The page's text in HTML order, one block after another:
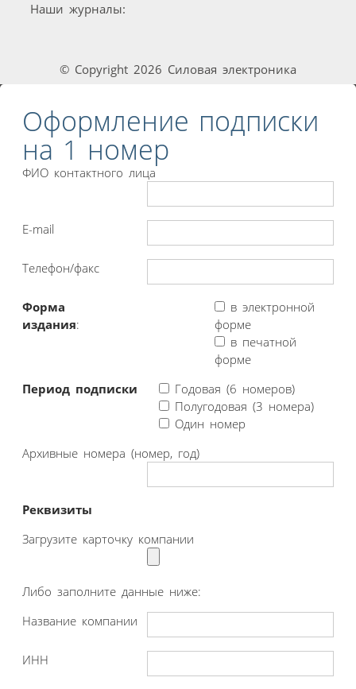
Наши журналы:
© Copyright 2026 Силовая электроника
Оформление подписки
на 1 номер
ФИО контактного лица
E-mail
Телефон/факс
Форма
издания:
в электронной
форме
в печатной
форме
Период подписки
Годовая (6 номеров)
Полугодовая (3 номера)
Один номер
Архивные номера (номер, год)
Реквизиты
Загрузите карточку компании
Либо заполните данные ниже:
Название компании
ИНН